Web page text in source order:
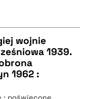
wojnie
1939.
1962 :